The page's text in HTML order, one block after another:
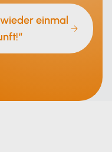
einmal